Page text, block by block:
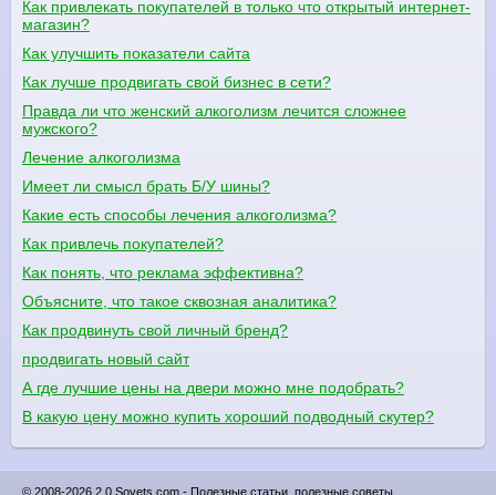
Как привлекать покупателей в только что открытый интернет-
магазин?
Как улучшить показатели сайта
Как лучше продвигать свой бизнес в сети?
Правда ли что женский алкоголизм лечится сложнее
мужского?
Лечение алкоголизма
Имеет ли смысл брать Б/У шины?
Какие есть способы лечения алкоголизма?
Как привлечь покупателей?
Как понять, что реклама эффективна?
Объясните, что такое сквозная аналитика?
Как продвинуть свой личный бренд?
продвигать новый сайт
А где лучшие цены на двери можно мне подобрать?
В какую цену можно купить хороший подводный скутер?
© 2008-2026 2.0 Sovets.com - Полезные статьи, полезные советы